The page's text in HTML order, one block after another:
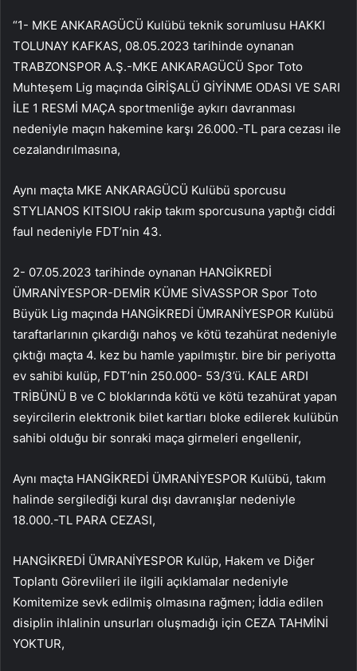
“1- MKE ANKARAGÜCÜ Kulübü teknik sorumlusu HAKKI
TOLUNAY KAFKAS, 08.05.2023 tarihinde oynanan
TRABZONSPOR A.Ş.-MKE ANKARAGÜCÜ Spor Toto
Muhteşem Lig maçında GİRİŞALÜ GİYİNME ODASI VE SARI
İLE 1 RESMİ MAÇA sportmenliğe aykırı davranması
nedeniyle maçın hakemine karşı 26.000.-TL para cezası ile
cezalandırılmasına,
Aynı maçta MKE ANKARAGÜCÜ Kulübü sporcusu
STYLIANOS KITSIOU rakip takım sporcusuna yaptığı ciddi
faul nedeniyle FDT’nin 43.
2- 07.05.2023 tarihinde oynanan HANGİKREDİ
ÜMRANİYESPOR-DEMİR KÜME SİVASSPOR Spor Toto
Büyük Lig maçında HANGİKREDİ ÜMRANİYESPOR Kulübü
taraftarlarının çıkardığı nahoş ve kötü tezahürat nedeniyle
çıktığı maçta 4. kez bu hamle yapılmıştır. bire bir periyotta
ev sahibi kulüp, FDT’nin 250.000- 53/3’ü. KALE ARDI
TRİBÜNÜ B ve C bloklarında kötü ve kötü tezahürat yapan
seyircilerin elektronik bilet kartları bloke edilerek kulübün
sahibi olduğu bir sonraki maça girmeleri engellenir,
Aynı maçta HANGİKREDİ ÜMRANİYESPOR Kulübü, takım
halinde sergilediği kural dışı davranışlar nedeniyle
18.000.-TL PARA CEZASI,
HANGİKREDİ ÜMRANİYESPOR Kulüp, Hakem ve Diğer
Toplantı Görevlileri ile ilgili açıklamalar nedeniyle
Komitemize sevk edilmiş olmasına rağmen; İddia edilen
disiplin ihlalinin unsurları oluşmadığı için CEZA TAHMİNİ
YOKTUR,